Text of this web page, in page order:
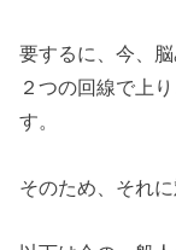
要するに、今、
２つの回線で上
す。
そのため、それ